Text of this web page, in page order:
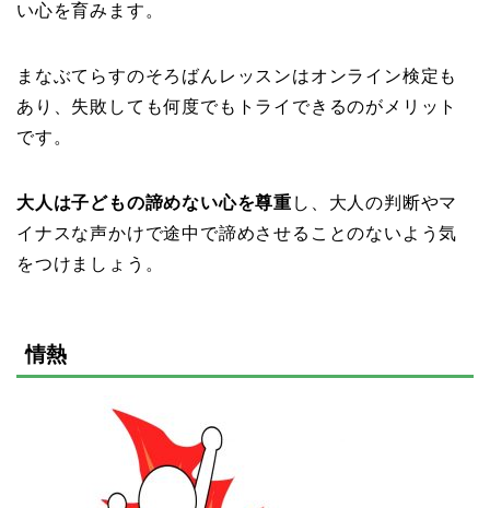
い心を育みます。
まなぶてらすのそろばんレッスンはオンライン検定も
あり、失敗しても何度でもトライできるのがメリット
です。
大人は子どもの諦めない心を尊重 し、大人の判断やマ
イナスな声かけで途中で諦めさせることのないよう気
をつけましょう。
情熱